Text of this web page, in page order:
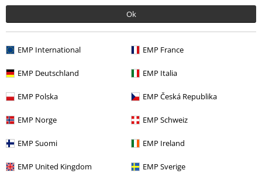
Ok
EMP International EMP France
EMP Deutschland EMP Italia
EMP Polska EMP Česká Republika
EMP Norge EMP Schweiz
EMP Suomi EMP Ireland
EMP United Kingdom EMP Sverige
Calidad
4
Ajuste
Comentario